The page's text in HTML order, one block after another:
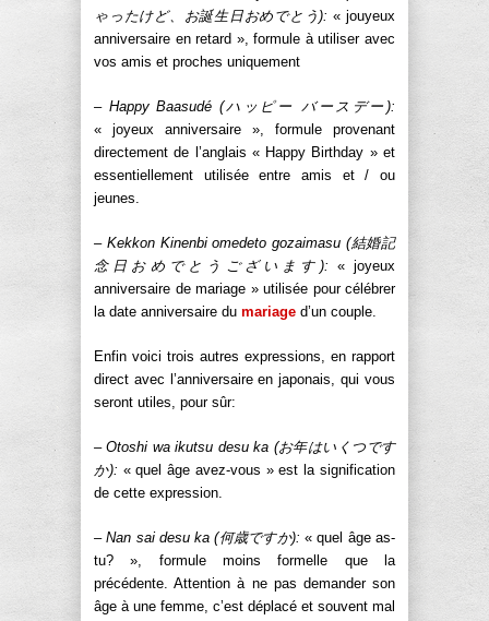
ゃったけど、お誕生日おめでとう): « jouyeux
anniversaire en retard », formule à utiliser avec
vos amis et proches uniquement
– Happy Baasudé (ハッピー バースデー):
« joyeux anniversaire », formule provenant
directement de l’anglais « Happy Birthday » et
essentiellement utilisée entre amis et / ou
jeunes.
– Kekkon Kinenbi omedeto gozaimasu (結婚記
念日おめでとうございます): « joyeux
anniversaire de mariage » utilisée pour célébrer
la date anniversaire du mariage d’un couple.
Enfin voici trois autres expressions, en rapport
direct avec l’anniversaire en japonais, qui vous
seront utiles, pour sûr:
– Otoshi wa ikutsu desu ka (お年はいくつです
か): « quel âge avez-vous » est la signification
de cette expression.
– Nan sai desu ka (何歳ですか): « quel âge as-
tu? », formule moins formelle que la
précédente. Attention à ne pas demander son
âge à une femme, c’est déplacé et souvent mal